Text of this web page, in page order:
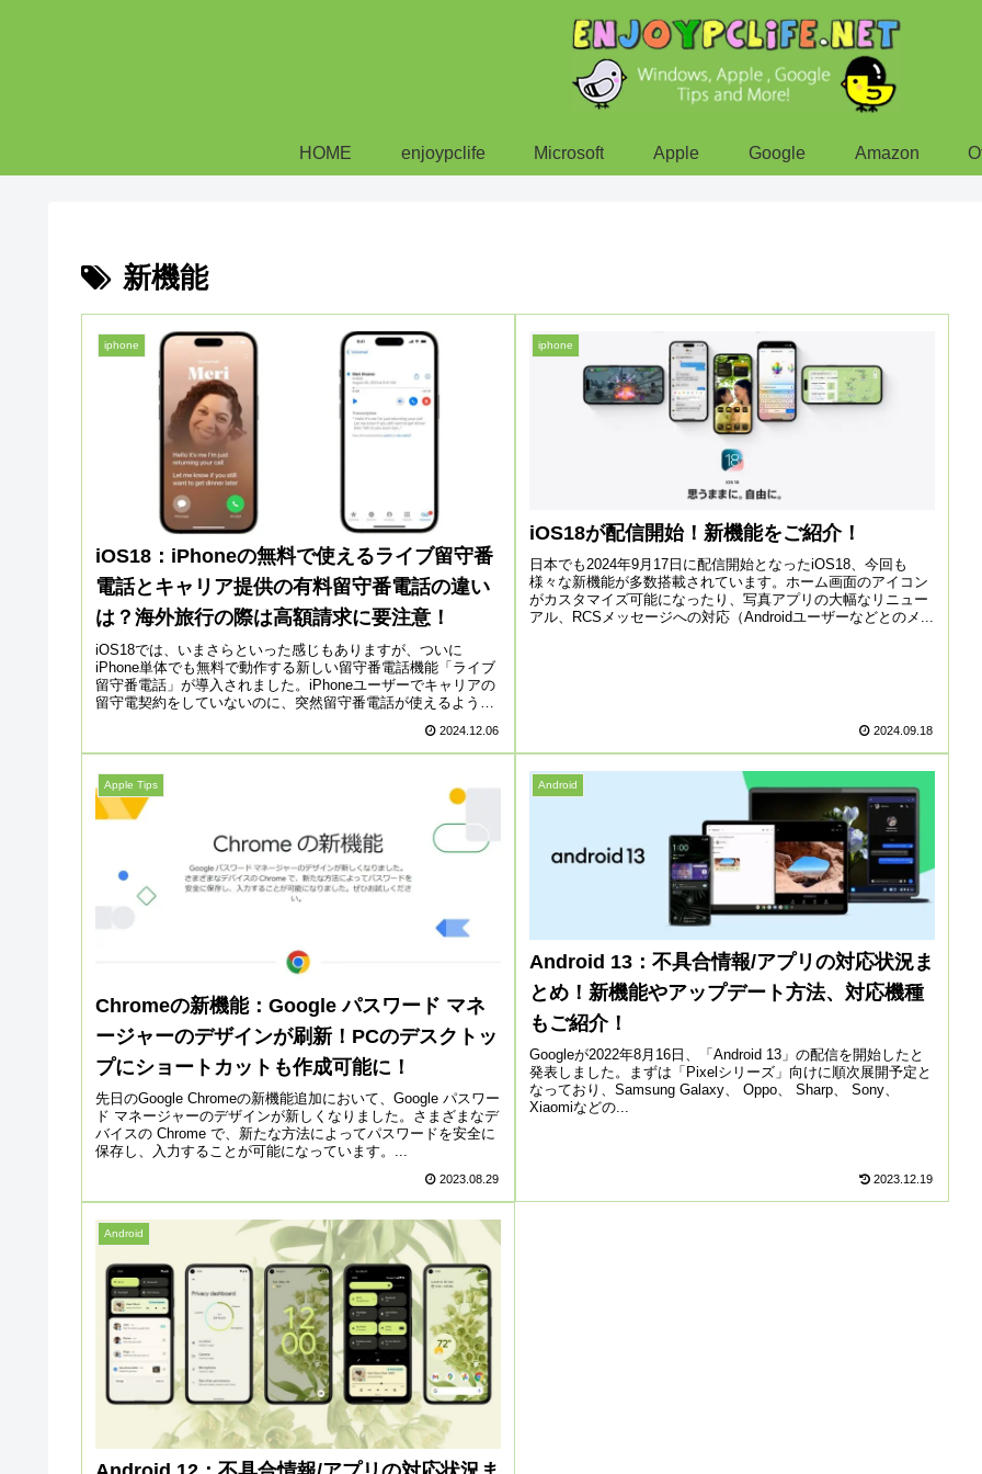
HOME enjoypclife Microsoft Apple Google Amazon
新機能
iphone
iOS18：iPhoneの無料で使えるライブ留守番
電話とキャリア提供の有料留守番電話の違い
は？海外旅行の際は高額請求に要注意！
iOS18では、いまさらといった感じもありますが、ついに
iPhone単体でも無料で動作する新しい留守番電話機能「ライブ
留守番電話」が導入されました。iPhoneユーザーでキャリアの
留守電契約をしていないのに、突然留守番電話が使えるように
2024.12.06
iphone
iOS18が配信開始！新機能をご紹介！
日本でも2024年9月17日に配信開始となったiOS18、今回も
様々な新機能が多数搭載されています。ホーム画面のアイコン
がカスタマイズ可能になったり、写真アプリの大幅なリニュー
アル、RCSメッセージへの対応（Androidユーザーなどとのメ...
2024.09.18
Apple Tips
Chromeの新機能：Google パスワード マネ
ージャーのデザインが刷新！PCのデスクトッ
プにショートカットも作成可能に！
先日のGoogle Chromeの新機能追加において、Google パスワー
ド マネージャーのデザインが新しくなりました。さまざまなデ
バイスの Chrome で、新たな方法によってパスワードを安全に
保存し、入力することが可能になっています。...
2023.08.29
Android
Android 13：不具合情報/アプリの対応状況ま
とめ！新機能やアップデート方法、対応機種
もご紹介！
Googleが2022年8月16日、「Android 13」の配信を開始したと
発表しました。まずは「Pixelシリーズ」向けに順次展開予定と
なっており、Samsung Galaxy、 Oppo、 Sharp、 Sony、
Xiaomiなどの...
2023.12.19
Android